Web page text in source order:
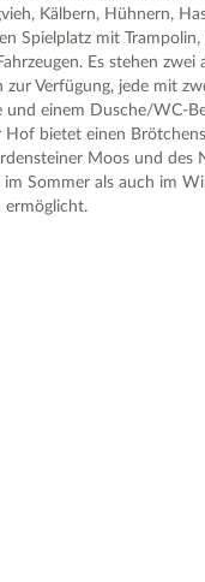
Kälbern, Hühnern,
Spielplatz mit Trampolin,
Es stehen zwei
zur Verfügung, jede mit
und einem Dusche/WC-
bietet einen
Moos und des
im Sommer als auch im
ermöglicht.